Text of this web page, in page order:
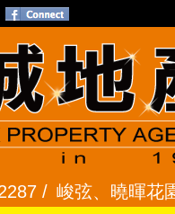
/ 峻弦、曉暉花園